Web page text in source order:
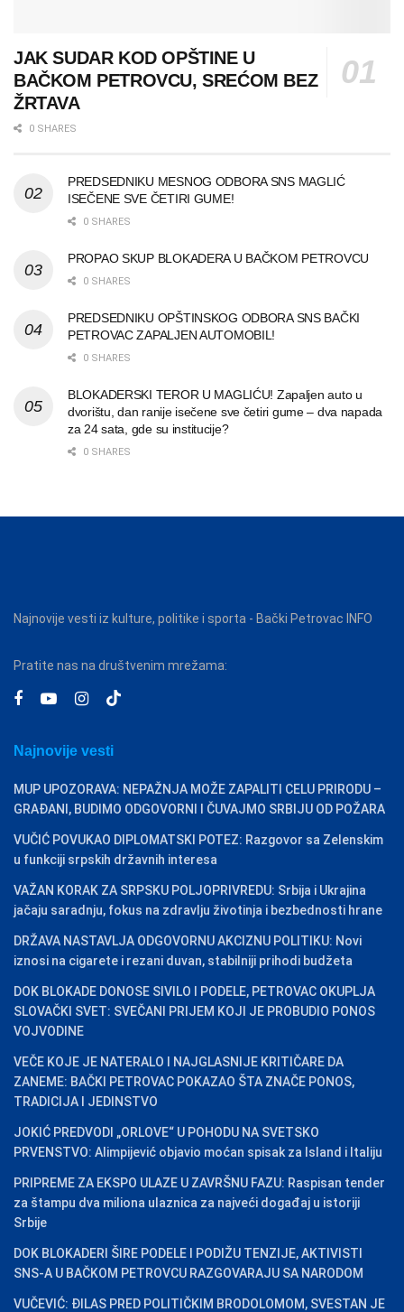
JAK SUDAR KOD OPŠTINE U
BAČKOM PETROVCU, SREĆOM BEZ
ŽRTAVA
0 SHARES
PREDSEDNIKU MESNOG ODBORA SNS MAGLIĆ
ISEČENE SVE ČETIRI GUME!
0 SHARES
PROPAO SKUP BLOKADERA U BAČKOM PETROVCU
0 SHARES
PREDSEDNIKU OPŠTINSKOG ODBORA SNS BAČKI
PETROVAC ZAPALJEN AUTOMOBIL!
0 SHARES
BLOKADERSKI TEROR U MAGLIĆU! Zapaljen auto u
dvorištu, dan ranije isečene sve četiri gume – dva napada
za 24 sata, gde su institucije?
0 SHARES
Najnovije vesti iz kulture, politike i sporta - Bački Petrovac INFO
Pratite nas na društvenim mrežama:
Najnovije vesti
MUP UPOZORAVA: NEPAŽNJA MOŽE ZAPALITI CELU PRIRODU –
GRAĐANI, BUDIMO ODGOVORNI I ČUVAJMO SRBIJU OD POŽARA
VUČIĆ POVUKAO DIPLOMATSKI POTEZ: Razgovor sa Zelenskim
u funkciji srpskih državnih interesa
VAŽAN KORAK ZA SRPSKU POLJOPRIVREDU: Srbija i Ukrajina
jačaju saradnju, fokus na zdravlju životinja i bezbednosti hrane
DRŽAVA NASTAVLJA ODGOVORNU AKCIZNU POLITIKU: Novi
iznosi na cigarete i rezani duvan, stabilniji prihodi budžeta
DOK BLOKADE DONOSE SIVILO I PODELE, PETROVAC OKUPLJA
SLOVAČKI SVET: SVEČANI PRIJEM KOJI JE PROBUDIO PONOS
VOJVODINE
VEČE KOJE JE NATERALO I NAJGLASNIJE KRITIČARE DA
ZANEME: BAČKI PETROVAC POKAZAO ŠTA ZNAČE PONOS,
TRADICIJA I JEDINSTVO
JOKIĆ PREDVODI „ORLOVE“ U POHODU NA SVETSKO
PRVENSTVO: Alimpijević objavio moćan spisak za Island i Italiju
PRIPREME ZA EKSPO ULAZE U ZAVRŠNU FAZU: Raspisan tender
za štampu dva miliona ulaznica za najveći događaj u istoriji
Srbije
DOK BLOKADERI ŠIRE PODELE I PODIŽU TENZIJE, AKTIVISTI
SNS-A U BAČKOM PETROVCU RAZGOVARAJU SA NARODOM
VUČEVIĆ: ĐILAS PRED POLITIČKIM BRODOLOMOM, SVESTAN JE